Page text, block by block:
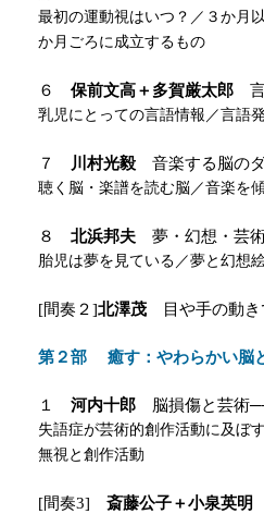
最初の運動視はいつ？／３か月
か月ごろに成立するもの
６ 保前文高＋多賀厳太郎 言
乳児にとっての言語情報／言語
７ 川村光毅 音楽する脳の
聴く脳・楽譜を読む脳／音楽を
８ 北浜邦夫 夢・幻想・芸
胎児は夢を見ている／夢と幻想
[間奏２]北澤茂 目や手の動き
第２部 癒す：やわらかい脳
１ 河内十郎 脳損傷と芸術
失語症が芸術的創作活動に及ぼ
無視と創作活動
[間奏3] 斎藤公子＋小泉英明